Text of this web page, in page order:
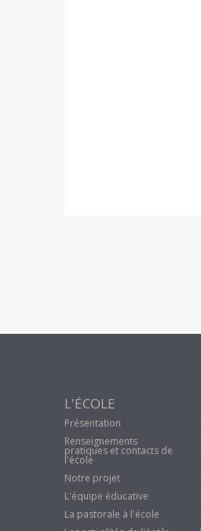
L'ÉCOLE
Présentation
Renseignements
pratiques et contacts de
l'école
Notre projet
L'équipe éducative
La pastorale à l'école